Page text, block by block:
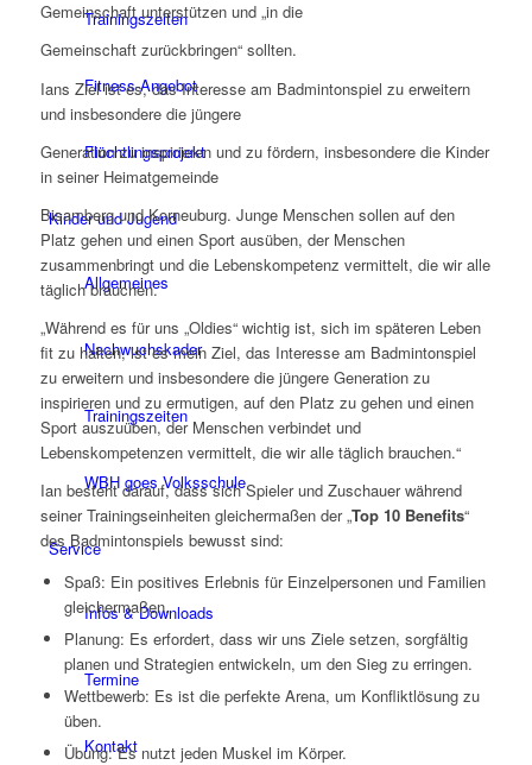
Trainingszeiten
Fitness-Angebot
Flüchtlingsprojekt
Kinder und Jugend
Allgemeines
Nachwuchskader
Trainingszeiten
WBH goes Volksschule
Service
Infos & Downloads
Termine
Kontakt
Gemeinschaft unterstützen und „in die
Gemeinschaft zurückbringen“ sollten.
Ians Ziel ist es, das Interesse am Badmintonspiel zu erweitern
und insbesondere die jüngere
Generation zu inspirieren und zu fördern, insbesondere die Kinder
in seiner Heimatgemeinde
Bisamberg und Korneuburg. Junge Menschen sollen auf den
Platz gehen und einen Sport ausüben, der Menschen
zusammenbringt und die Lebenskompetenz vermittelt, die wir alle
täglich brauchen.
„Während es für uns „Oldies“ wichtig ist, sich im späteren Leben
fit zu halten, ist es mein Ziel, das Interesse am Badmintonspiel
zu erweitern und insbesondere die jüngere Generation zu
inspirieren und zu ermutigen, auf den Platz zu gehen und einen
Sport auszuüben, der Menschen verbindet und
Lebenskompetenzen vermittelt, die wir alle täglich brauchen.“
Ian besteht darauf, dass sich Spieler und Zuschauer während
seiner Trainingseinheiten gleichermaßen der „Top 10 Benefits“
des Badmintonspiels bewusst sind:
Spaß: Ein positives Erlebnis für Einzelpersonen und Familien
gleichermaßen.
Planung: Es erfordert, dass wir uns Ziele setzen, sorgfältig
planen und Strategien entwickeln, um den Sieg zu erringen.
Wettbewerb: Es ist die perfekte Arena, um Konfliktlösung zu
üben.
Übung: Es nutzt jeden Muskel im Körper.